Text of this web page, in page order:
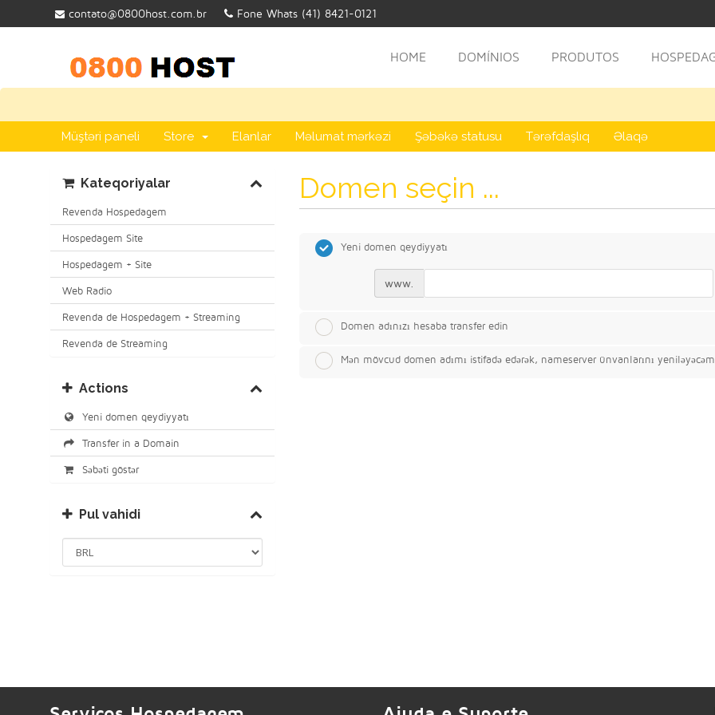
contato@0800host.com.br Fone Whats (41) 8421-0121
HOME DOMÍNIOS PRODUTOS
Müştəri paneli Store Elanlar Məlumat mərkəzi Şəbəkə statusu Tərəfdaşlıq Əlaqə
Domen seçin ...
Kateqoriyalar
Revenda Hospedagem
Hospedagem Site
Hospedagem + Site
Web Radio
Revenda de Hospedagem + Streaming
Revenda de Streaming
Actions
Yeni domen qeydiyyatı
Transfer in a Domain
Səbəti göstər
Pul vahidi
Yeni domen qeydiyyatı
www.
Domen adınızı hesaba transfer edin
Mən mövcud domen adımı istifadə edərək, nameserver ünvanlarını